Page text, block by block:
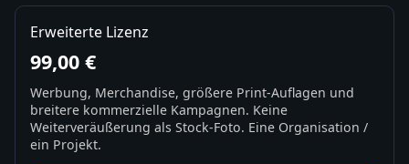
Erweiterte Lizenz
99,00 €
Werbung, Merchandise, größere Print-Auflagen und
breitere kommerzielle Kampagnen. Keine
Weiterveräußerung als Stock-Foto. Eine Organisation /
ein Projekt.